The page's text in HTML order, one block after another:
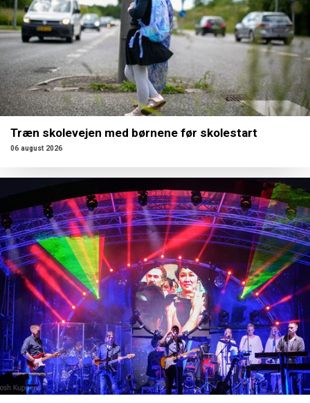
Træn skolevejen med børnene før skolestart
06 august 2026